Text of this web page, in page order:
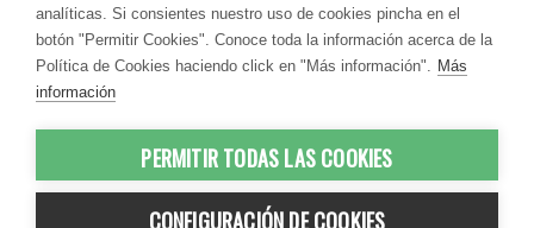
HORARIO
Lun - Jue / 9:00 - 18:30
Vie / 9:00 - 17:30
© 2012-2026 LindaVita - Todos los
analíticas. Si consientes nuestro uso de cookies pincha en el
botón "Permitir Cookies". Conoce toda la información acerca de la
Política de Cookies haciendo click en "Más información". Más
información
PERMITIR TODAS LAS COOKIES
CONFIGURACIÓN DE COOKIES